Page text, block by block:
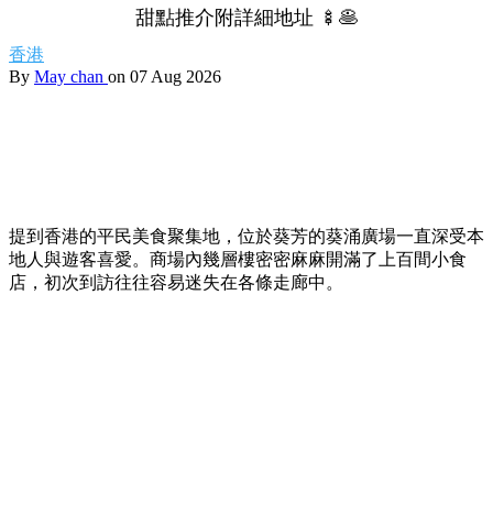
甜點推介附詳細地址 🍢🥞
香港
By May chan on 07 Aug 2026
提到香港的平民美食聚集地，位於葵芳的葵涌廣場一直深受本
地人與遊客喜愛。商場內幾層樓密密麻麻開滿了上百間小食
店，初次到訪往往容易迷失在各條走廊中。